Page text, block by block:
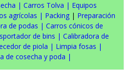
| Carros Tolva | Equipos
agrícolas | Packing | Preparación
de podas | Carros cónicos de
de bins | Calibradora de
de piola | Limpia fosas |
de cosecha y poda |